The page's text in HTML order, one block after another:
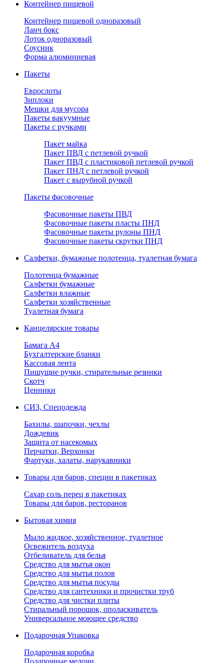
Контейнер пищевой
Контейнер пищевой одноразовый
Ланч бокс
Лоток одноразовый
Соусник
Форма алюминиевая
Пакеты
Еврослоты
Зиплоки
Мешки для мусора
Пакеты вакуумные
Пакеты с ручками
Пакет майка
Пакет ПВД с петлевой ручкой
Пакет ПВД с пластиковой петлевой ручкой
Пакет ПНД с петлевой ручкой
Пакет с вырубной ручкой
Пакеты фасовочные
Фасовочные пакеты ПВД
Фасовочные пакеты пласты ПНД
Фасовочные пакеты рулоны ПНД
Фасовочные пакеты скрутки ПНД
Салфетки, бумажные полотенца, туалетная бумага
Полотенца бумажные
Салфетки бумажные
Салфетки влажные
Салфетки хозяйственные
Туалетная бумага
Канцелярские товары
Бамага А4
Бухгалтерские бланки
Кассовая лента
Пишущие ручки, стирательные резинки
Скотч
Ценники
СИЗ, Спецодежда
Бахилы, шапочки, чехлы
Дождевик
Защита от насекомых
Перчатки, Верхонки
Фартуки, халаты, нарукавники
Товары для баров, специи в пакетиках
Сахар соль перец в пакетиках
Товары для баров, ресторанов
Бытовая химия
Мыло жидкое, хозяйственное, туалетное
Освежитель воздуха
Отбеливатель для белья
Средство для мытья окон
Средство для мытья полов
Средство для мытья посуды
Средство для сантехники и прочистки труб
Средство для чистки плиты
Стиральный порошок, ополаскиватель
Универсальное моющее средство
Подарочная Упаковка
Подарочная коробка
Подарочные мелочи